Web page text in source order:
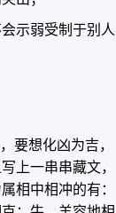
示弱受制于别人
要想化凶为吉，
上一串串藏文，
相中相冲的有：